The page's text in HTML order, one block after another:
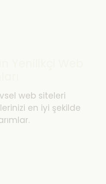
web siteleri
en iyi şekilde